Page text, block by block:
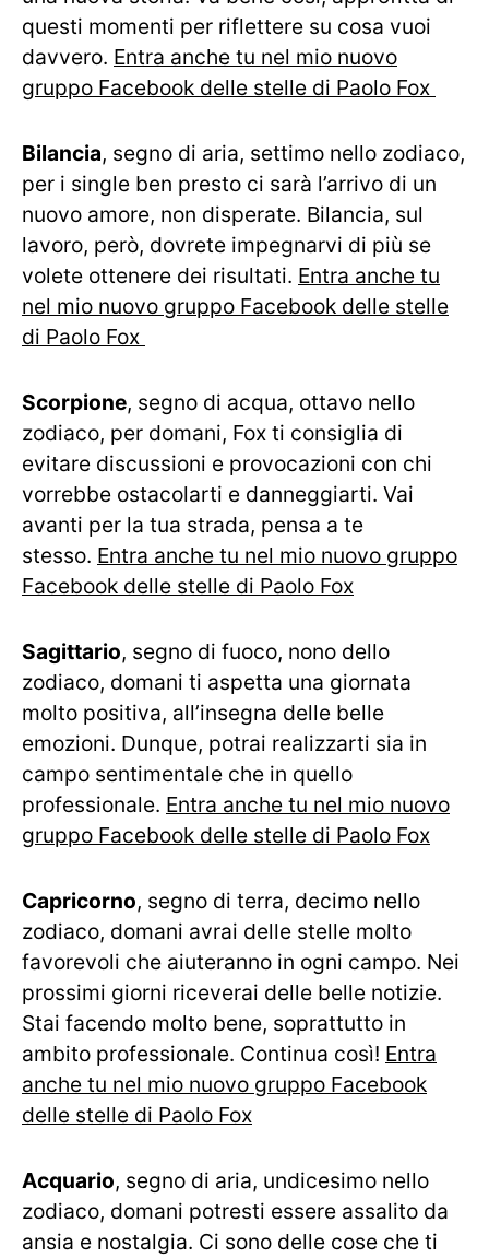
questi momenti per riflettere su cosa vuoi
davvero. Entra anche tu nel mio nuovo
gruppo Facebook delle stelle di Paolo Fox
Bilancia, segno di aria, settimo nello zodiaco,
per i single ben presto ci sarà l’arrivo di un
nuovo amore, non disperate. Bilancia, sul
lavoro, però, dovrete impegnarvi di più se
volete ottenere dei risultati. Entra anche tu
nel mio nuovo gruppo Facebook delle stelle
di Paolo Fox
Scorpione, segno di acqua, ottavo nello
zodiaco, per domani, Fox ti consiglia di
evitare discussioni e provocazioni con chi
vorrebbe ostacolarti e danneggiarti. Vai
avanti per la tua strada, pensa a te
stesso. Entra anche tu nel mio nuovo gruppo
Facebook delle stelle di Paolo Fox
Sagittario, segno di fuoco, nono dello
zodiaco, domani ti aspetta una giornata
molto positiva, all’insegna delle belle
emozioni. Dunque, potrai realizzarti sia in
campo sentimentale che in quello
professionale. Entra anche tu nel mio nuovo
gruppo Facebook delle stelle di Paolo Fox
Capricorno, segno di terra, decimo nello
zodiaco, domani avrai delle stelle molto
favorevoli che aiuteranno in ogni campo. Nei
prossimi giorni riceverai delle belle notizie.
Stai facendo molto bene, soprattutto in
ambito professionale. Continua così! Entra
anche tu nel mio nuovo gruppo Facebook
delle stelle di Paolo Fox
Acquario, segno di aria, undicesimo nello
zodiaco, domani potresti essere assalito da
ansia e nostalgia. Ci sono delle cose che ti